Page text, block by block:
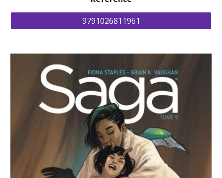
9791026811961